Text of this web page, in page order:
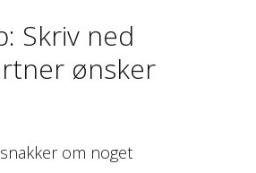
Skriv ned
ønsker
om noget